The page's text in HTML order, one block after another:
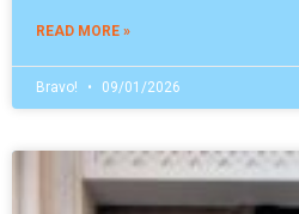
READ MORE »
Bravo! 09/01/2026